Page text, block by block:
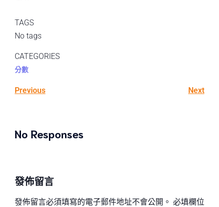
TAGS
No tags
CATEGORIES
分數
Previous Next
No Responses
發佈留言
發佈留言必須填寫的電子郵件地址不會公開。 必填欄位